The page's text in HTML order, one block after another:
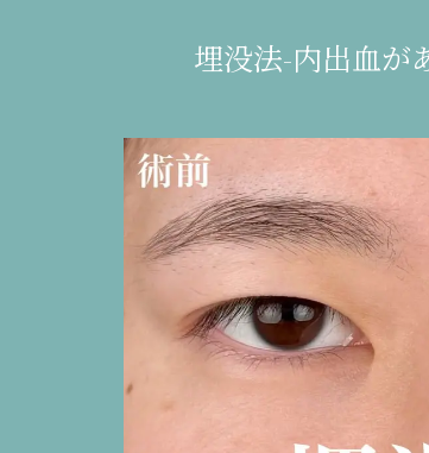
埋没法-内出血が